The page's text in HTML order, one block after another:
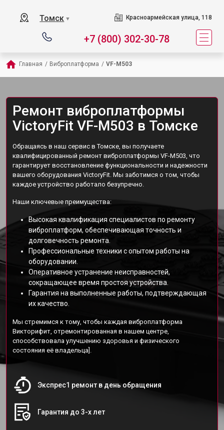
Томск ▼ Красноармейская улица, 118
+7 (800) 302-30-78
Главная / Виброплатформа / VF-M503
Ремонт виброплатформы
VictoryFit VF-M503 в Томске
Обращаясь в наш сервис в Томске, вы получаете
квалифицированный ремонт виброплатформы VF-M503, что
гарантирует восстановление функциональности и надежности
вашего оборудования VictoryFit. Мы заботимся о том, чтобы
каждое устройство работало безупречно.
Наши ключевые преимущества:
Высокая квалификация специалистов по ремонту
виброплатформ, обеспечивающая точность и
долговечность ремонта.
Профессиональные техники с опытом работы на
оборудовании.
Оперативное устранение неисправностей,
сокращающее время простоя устройства.
Гарантия на выполненные работы, подтверждающая
их качество.
Мы стремимся к тому, чтобы каждая виброплатформа
Викторифит, отремонтированная в нашем центре,
способствовала улучшению здоровья и физического
состояния её владельца].
Экспрес1 ремонт в день обращения
Гарантия до 3-х лет